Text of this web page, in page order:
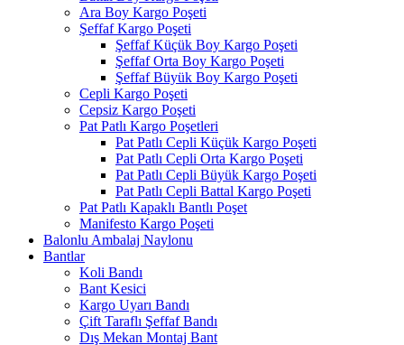
Ara Boy Kargo Poşeti
Şeffaf Kargo Poşeti
Şeffaf Küçük Boy Kargo Poşeti
Şeffaf Orta Boy Kargo Poşeti
Şeffaf Büyük Boy Kargo Poşeti
Cepli Kargo Poşeti
Cepsiz Kargo Poşeti
Pat Patlı Kargo Poşetleri
Pat Patlı Cepli Küçük Kargo Poşeti
Pat Patlı Cepli Orta Kargo Poşeti
Pat Patlı Cepli Büyük Kargo Poşeti
Pat Patlı Cepli Battal Kargo Poşeti
Pat Patlı Kapaklı Bantlı Poşet
Manifesto Kargo Poşeti
Balonlu Ambalaj Naylonu
Bantlar
Koli Bandı
Bant Kesici
Kargo Uyarı Bandı
Çift Taraflı Şeffaf Bandı
Dış Mekan Montaj Bant